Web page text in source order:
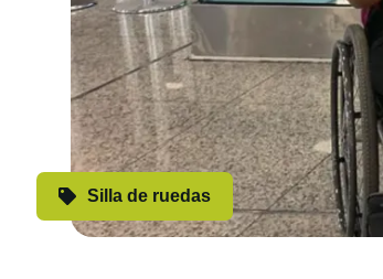
Silla de ruedas